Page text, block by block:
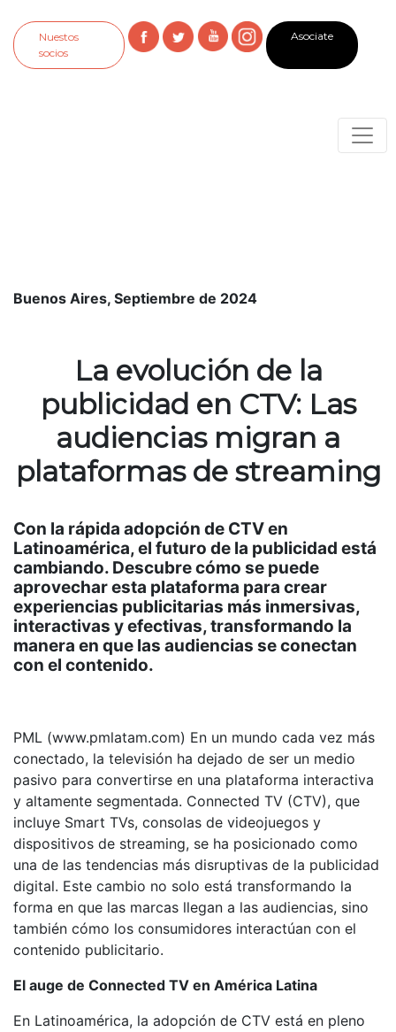
Nuestos
socios
Asociate
Buenos Aires, Septiembre de 2024
La evolución de la
publicidad en CTV: Las
audiencias migran a
plataformas de streaming
Con la rápida adopción de CTV en
Latinoamérica, el futuro de la publicidad está
cambiando. Descubre cómo se puede
aprovechar esta plataforma para crear
experiencias publicitarias más inmersivas,
interactivas y efectivas, transformando la
manera en que las audiencias se conectan
con el contenido.
PML (www.pmlatam.com) En un mundo cada vez más
conectado, la televisión ha dejado de ser un medio
pasivo para convertirse en una plataforma interactiva
y altamente segmentada. Connected TV (CTV), que
incluye Smart TVs, consolas de videojuegos y
dispositivos de streaming, se ha posicionado como
una de las tendencias más disruptivas de la publicidad
digital. Este cambio no solo está transformando la
forma en que las marcas llegan a las audiencias, sino
también cómo los consumidores interactúan con el
contenido publicitario.
El auge de Connected TV en América Latina
En Latinoamérica, la adopción de CTV está en pleno